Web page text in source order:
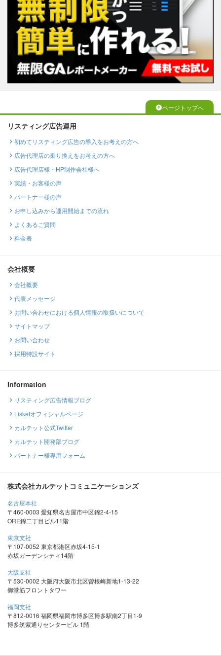
ページトップへ
リスティング広告運用
初めてリスティング広告の導入をお考えの方へ
広告代理店の乗り換えをお考えの方へ
広告代理店様・HP制作会社様へ
実績・お客様の声
パートナー様の声
お申し込みから運用開始までの流れ
よくあるご質問
料金表
会社概要
会社概要
代表メッセージ
お問い合わせにおける個人情報の取扱いについて
サイトマップ
お問い合わせ
採用特設サイト
Information
リスティング広告情報ブログ
Lisketオフィシャルページ
カルテット公式Twitter
カルテット開発部ブログ
パートナー様専用フォーム
株式会社カルテットコミュニケーションズ
名古屋本社
〒460-0003 愛知県名古屋市中区錦2-4-15
ORE錦二丁目ビル11階
東京支社
〒107-0052 東京都港区赤坂4-15-1
赤坂ガーデンシティ14階
大阪支社
〒530-0002 大阪府大阪市北区曽根崎新地1-13-22
御堂筋フロントタワー
福岡支社
〒812-0016 福岡県福岡市博多区博多駅南2丁目1-9
博多筑紫通りセンタービル 1階